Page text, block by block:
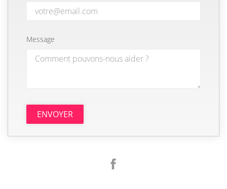
Message